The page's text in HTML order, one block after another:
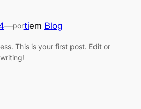
—portiem Blog
This is your first post. Edit or